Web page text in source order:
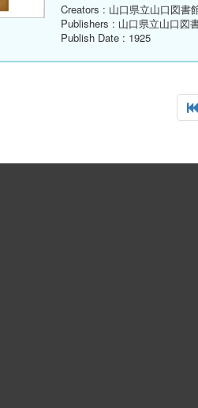
Creators : 山口県立山口図書
Publishers : 山口県立山口図
Publish Date : 1925